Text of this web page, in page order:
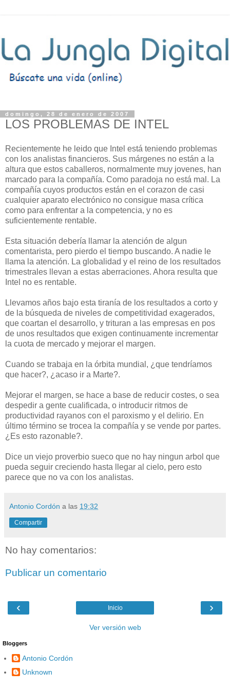
domingo, 28 de enero de 2007
LOS PROBLEMAS DE INTEL
Recientemente he leido que Intel está teniendo problemas
con los analistas financieros. Sus márgenes no están a la
altura que estos caballeros, normalmente muy jovenes, han
marcado para la compañía. Como paradoja no está mal. La
compañía cuyos productos están en el corazon de casi
cualquier aparato electrónico no consigue masa crítica
como para enfrentar a la competencia, y no es
suficientemente rentable.
Esta situación debería llamar la atención de algun
comentarista, pero pierdo el tiempo buscando. A nadie le
llama la atención. La globalidad y el reino de los resultados
trimestrales llevan a estas aberraciones. Ahora resulta que
Intel no es rentable.
Llevamos años bajo esta tiranía de los resultados a corto y
de la búsqueda de niveles de competitividad exagerados,
que coartan el desarrollo, y trituran a las empresas en pos
de unos resultados que exigen continuamente incrementar
la cuota de mercado y mejorar el margen.
Cuando se trabaja en la órbita mundial, ¿que tendríamos
que hacer?, ¿acaso ir a Marte?.
Mejorar el margen, se hace a base de reducir costes, o sea
despedir a gente cualificada, o introducir ritmos de
productividad rayanos con el paroxismo y el delirio. En
último término se trocea la compañía y se vende por partes.
¿Es esto razonable?.
Dice un viejo proverbio sueco que no hay ningun arbol que
pueda seguir creciendo hasta llegar al cielo, pero esto
parece que no va con los analistas.
Antonio Cordón a las 19:32
Compartir
No hay comentarios:
Publicar un comentario
‹ ›
Inicio
Ver versión web
Bloggers
Antonio Cordón
Unknown